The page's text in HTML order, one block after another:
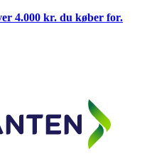
4.000 kr. du køber for.